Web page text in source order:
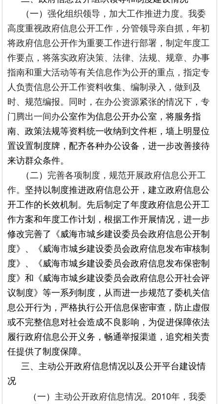
（一）强化组织领导，加大工作推进力度。我委
高度重视政府信息公开工作，分管领导亲自抓，年初
将政府信息公开作为重要工作进行部署，制定年度工
作要点，将落实政府决策、法律、法规、规章、办事
指南和重大活动等有关信息作为公开的重点，指定专
人负责信息公开工作资料收集、编制录入，做到及
时、规范编报。同时，在办公资源紧张的情况下，专
门腾出一间办公室作为信息公开办公室，将服务指
南、政策法规等资料统一收纳到文件柜，墙上明显位
置设置制度牌，配齐各种办公设备，进一步改善接待
来访群众条件。
（二） 完善各项制度，规范开展政府信息公开工
作。 坚持以制度推进政府信息公开，建立政府信息公
开工作的长效机制。先后制定了年度政府信息公开工
作方案和年度工作计划，根据工作开展情况，进一步
修改完善了《威海市城乡建设委员会政府信息公开制
度》、《威海市城乡建设委员会政府信息发布审核制
度》、《威海市城乡建设委员会政府信息发布保密制
度》和《威海市城乡建设委员会政府信息公开社会评
议制度》等一系列制度，从而进一步规范了委机关信
息公开行为，严格执行公开信息保密审查，防止虚假
或不完整信息对社会造成不良影响，为促进保障依法
履行政府信息公开义务，畅通举报渠道，追究相关责
任提供了制度保障。
三、主动公开政府信息情况以及公开平台建设情
况
（一） 主动公开政府信息情况。2010年，我委